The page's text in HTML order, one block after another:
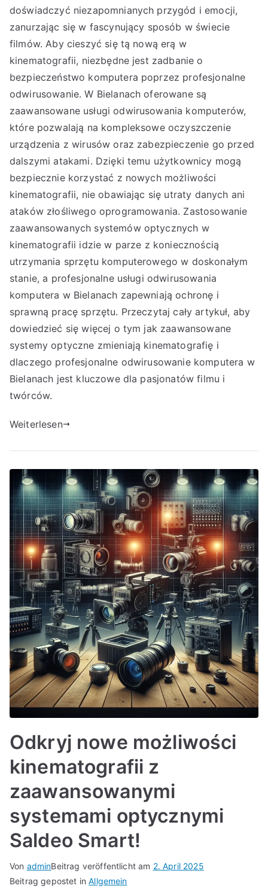
doświadczyć niezapomnianych przygód i emocji,
zanurzając się w fascynujący sposób w świecie
filmów. Aby cieszyć się tą nową erą w
kinematografii, niezbędne jest zadbanie o
bezpieczeństwo komputera poprzez profesjonalne
odwirusowanie. W Bielanach oferowane są
zaawansowane usługi odwirusowania komputerów,
które pozwalają na kompleksowe oczyszczenie
urządzenia z wirusów oraz zabezpieczenie go przed
dalszymi atakami. Dzięki temu użytkownicy mogą
bezpiecznie korzystać z nowych możliwości
kinematografii, nie obawiając się utraty danych ani
ataków złośliwego oprogramowania. Zastosowanie
zaawansowanych systemów optycznych w
kinematografii idzie w parze z koniecznością
utrzymania sprzętu komputerowego w doskonałym
stanie, a profesjonalne usługi odwirusowania
komputera w Bielanach zapewniają ochronę i
sprawną pracę sprzętu. Przeczytaj cały artykuł, aby
dowiedzieć się więcej o tym jak zaawansowane
systemy optyczne zmieniają kinematografię i
dlaczego profesjonalne odwirusowanie komputera w
Bielanach jest kluczowe dla pasjonatów filmu i
twórców.
Weiterlesen
Odkryj nowe możliwości
kinematografii z
zaawansowanymi
systemami optycznymi
Saldeo Smart!
Von adminBeitrag veröffentlicht am 2. April 2025
Beitrag gepostet inAllgemein